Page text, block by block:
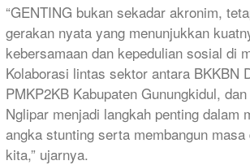
“GENTING bukan sekadar akronim,
gerakan nyata yang menunjukkan
kebersamaan dan kepedulian sosial di
Kolaborasi lintas sektor antara BKKBN
PMKP2KB Kabupaten Gunungkidul,
Nglipar menjadi langkah penting dalam
angka stunting serta membangun masa
kita,” ujarnya.